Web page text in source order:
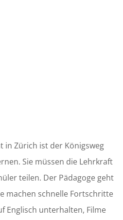
in Zürich ist der Königsweg
Sie müssen die Lehrkraft
teilen. Der Pädagoge geht
machen schnelle Fortschritte
Englisch unterhalten, Filme